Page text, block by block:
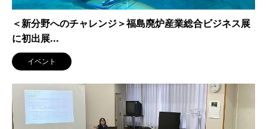
＜新分野へのチャレンジ＞福島廃炉産業総合ビジネス展
に初出展...
イベント